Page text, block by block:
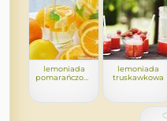
lemoniada
lemoniada
truskawkowa